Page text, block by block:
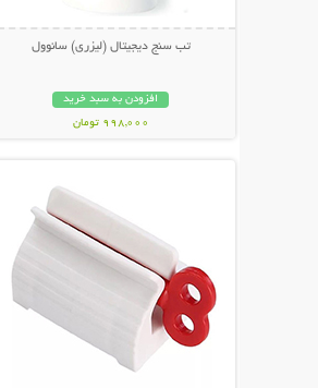
تب سنج دیجیتال (لیزری) سانوول
افزودن به سبد خرید
998,000 تومان